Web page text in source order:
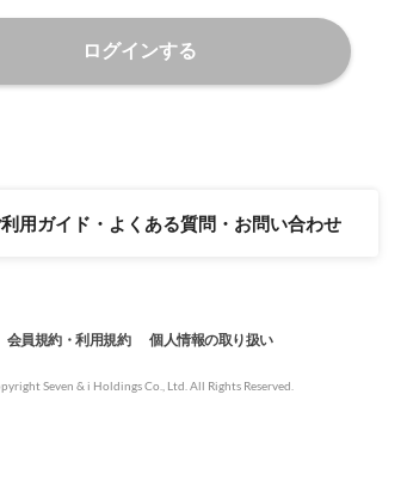
ログインする
用ガイド・よくある質問・お問い合わせ
会員規約・利用規約 個人情報の取り扱い
Seven & i Holdings Co., Ltd. All Rights Reserved.